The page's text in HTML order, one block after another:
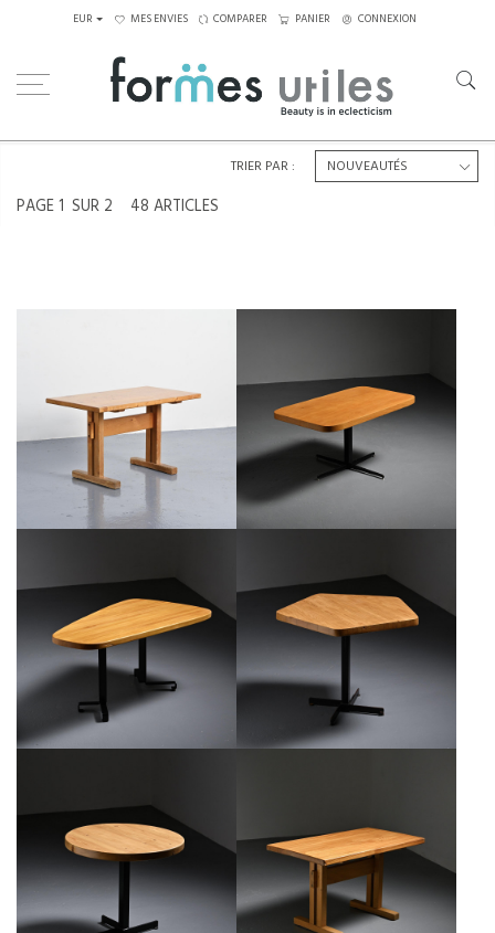
EUR MES ENVIES COMPARER PANIER CONNEXION
PAGE1 SUR 2 48 ARTICLES
TRIER PAR :
TABLE EN PIN MASSIF, LES ARCS,
FRANCE.
€1,100
TABLE MONTE ET BAISSE POUR
LES ARCS, PAR CHARLOTTE
PERRIAND CIRCA 1975
€1,900
TABLE FORME LIBRE, CHARLOTTE
PERRIAND POUR LES ARCS,
CIRCA 1986
€6,500
TABLE PENTAGONALE DES
ARCS, CHARLOTTE PERRIAND
CIRCA 1973
€2,500
TABLE HÔTEL DES TROIS ARCS
PAR CHARLOTTE PERRIAND,
1967-1968
€3,000
TABLE DE MONTAGNE EN ORME
MASSIF LES ARCS
€1,300